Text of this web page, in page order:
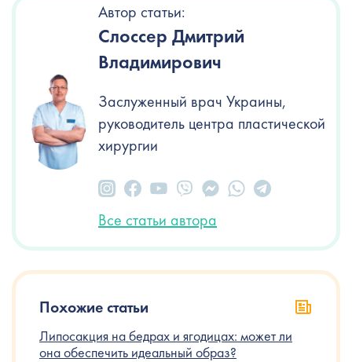
Автор статьи:
Слоссер Дмитрий
Владимирович
Заслуженный врач Украины,
руководитель центра пластической
хирургии
Все статьи автора
Похожие статьи
Липосакция на бедрах и ягодицах: может ли
она обеспечить идеальный образ?